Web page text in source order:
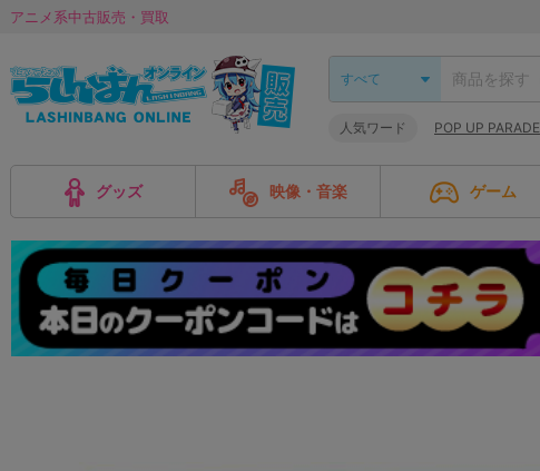
アニメ系中古販売・買取
人気ワード POP UP PARADE
グッズ 映像・音楽 ゲーム